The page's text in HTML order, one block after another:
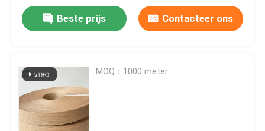
Beste prijs Contacteer ons
MOQ：1000 meter